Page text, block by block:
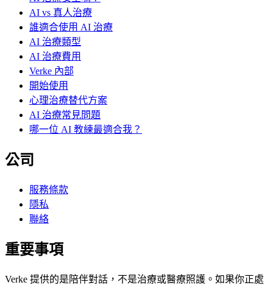
AI vs 真人治療
誰適合使用 AI 治療
AI 治療類型
AI 治療費用
Verke 內部
開始使用
心理治療替代方案
AI 治療常見問題
哪一位 AI 教練最適合我？
公司
服務條款
隱私
聯絡
重要事項
Verke 提供的是陪伴對話，不是治療或醫療照護。如果你正處